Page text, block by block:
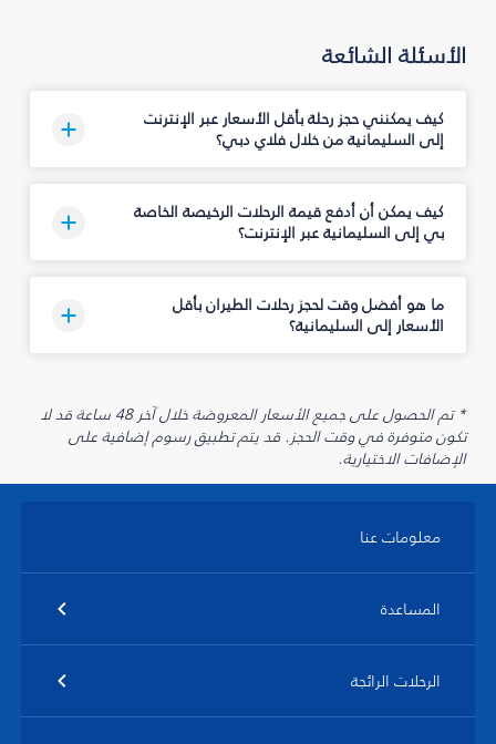
الأسئلة الشائعة
كيف يمكنني حجز رحلة بأقل الأسعار عبر الإنترنت
إلى السليمانية‎ من خلال فلاي دبي؟
كيف يمكن أن أدفع قيمة الرحلات الرخيصة الخاصة
بي إلى السليمانية‎ عبر الإنترنت؟
ما هو أفضل وقت لحجز رحلات الطيران بأقل
الأسعار إلى السليمانية‎؟
* تم الحصول على جميع الأسعار المعروضة خلال آخر 48 ساعة قد لا
تكون متوفرة في وقت الحجز. قد يتم تطبيق رسوم إضافية على
الإضافات الاختيارية.
معلومات عنا
المساعدة
الرحلات الرائجة